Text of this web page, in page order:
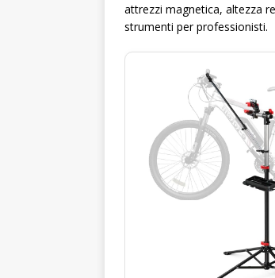
attrezzi magnetica, altezza
strumenti per professionisti.